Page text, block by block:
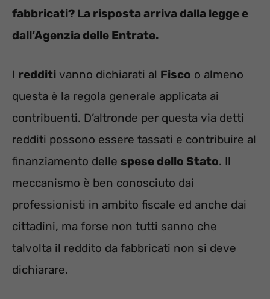
fabbricati? La risposta arriva dalla legge e
dall’Agenzia delle Entrate.
I redditi vanno dichiarati al Fisco o almeno
questa è la regola generale applicata ai
contribuenti. D’altronde per questa via detti
redditi possono essere tassati e contribuire al
finanziamento delle spese dello Stato. Il
meccanismo è ben conosciuto dai
professionisti in ambito fiscale ed anche dai
cittadini, ma forse non tutti sanno che
talvolta il reddito da fabbricati non si deve
dichiarare.